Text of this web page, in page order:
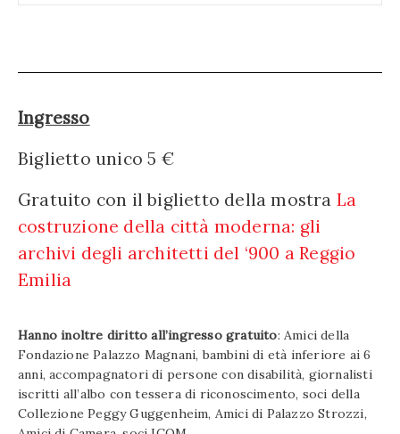
Ingresso
Biglietto unico 5 €
Gratuito con il biglietto della mostra La
costruzione della città moderna: gli
archivi degli architetti del ‘900 a Reggio
Emilia
Hanno inoltre diritto all’ingresso gratuito: Amici della
Fondazione Palazzo Magnani, bambini di età inferiore ai 6
anni, accompagnatori di persone con disabilità, giornalisti
iscritti all’albo con tessera di riconoscimento, soci della
Collezione Peggy Guggenheim, Amici di Palazzo Strozzi,